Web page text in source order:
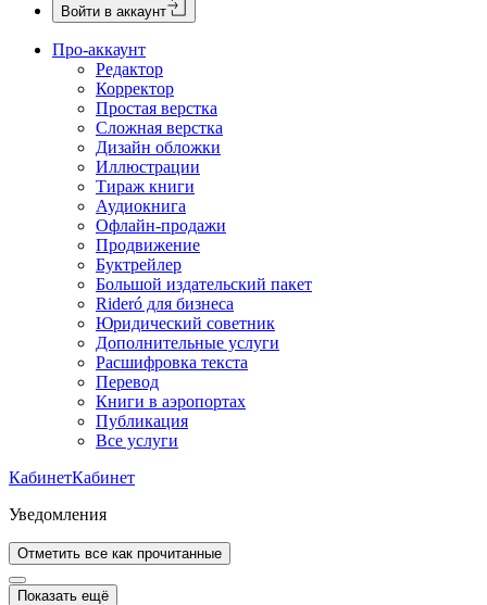
Войти в аккаунт
Про-аккаунт
Редактор
Корректор
Простая верстка
Сложная верстка
Дизайн обложки
Иллюстрации
Тираж книги
Аудиокнига
Офлайн-продажи
Продвижение
Буктрейлер
Большой издательский пакет
Rideró для бизнеса
Юридический советник
Дополнительные услуги
Расшифровка текста
Перевод
Книги в аэропортах
Публикация
Все услуги
КабинетКабинет
Уведомления
Отметить все как прочитанные
Показать ещё